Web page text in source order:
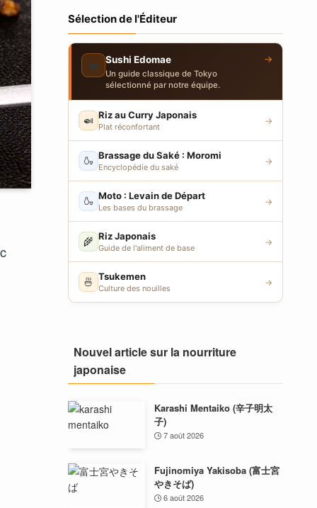
Sélection de l'Éditeur
🍣 Sushi Edomae
Un guide classique de Tokyo
sélectionné par notre équipe.
→
🍛 Riz au Curry Japonais
Plat réconfortant
→
🍶 Brassage du Saké : Moromi
Encyclopédie du saké
→
🍶 Moto : Levain de Départ
Les bases du brassage
→
🌾 Riz Japonais
Guide de l'aliment de base
→
🍜 Tsukemen
Culture des nouilles
→
Nouvel article sur la nourriture
japonaise
Karashi Mentaiko (辛子明太
子)
7 août 2026
Fujinomiya Yakisoba (富士宮
やきそば)
6 août 2026